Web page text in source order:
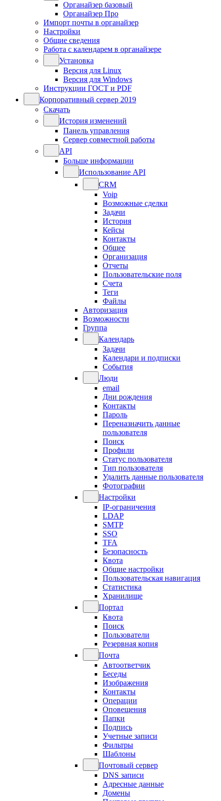
Органайзер базовый
Органайзер Про
Импорт почты в органайзер
Настройки
Общие сведения
Работа с календарем в органайзере
Установка
Версия для Linux
Версия для Windows
Инструкции ГОСТ и PDF
Корпоративный сервер 2019
Скачать
История изменений
Панель управления
Сервер совместной работы
API
Больше информации
Использование API
CRM
Voip
Возможные сделки
Задачи
История
Кейсы
Контакты
Общее
Организация
Отчеты
Пользовательские поля
Счета
Теги
Файлы
Авторизация
Возможности
Группа
Календарь
Задачи
Календари и подписки
События
Люди
email
Дни рождения
Контакты
Пароль
Переназначить данные
пользователя
Поиск
Профили
Статус пользователя
Тип пользователя
Удалить данные пользователя
Фотографии
Настройки
IP-ограничения
LDAP
SMTP
SSO
TFA
Безопасность
Квота
Общие настройки
Пользовательская навигация
Статистика
Хранилище
Портал
Квота
Поиск
Пользователи
Резервная копия
Почта
Автоответчик
Беседы
Изображения
Контакты
Операции
Оповещения
Папки
Подпись
Учетные записи
Фильтры
Шаблоны
Почтовый сервер
DNS записи
Адресные данные
Домены